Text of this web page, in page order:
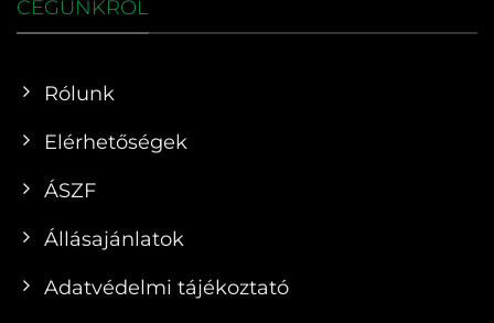
CÉGÜNKRŐL
Rólunk
Elérhetőségek
ÁSZF
Állásajánlatok
Adatvédelmi tájékoztató